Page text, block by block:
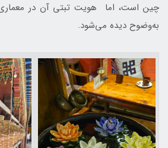
چین است، اما هویت تبتی آن در
به‌وضوح دیده می‌شود.